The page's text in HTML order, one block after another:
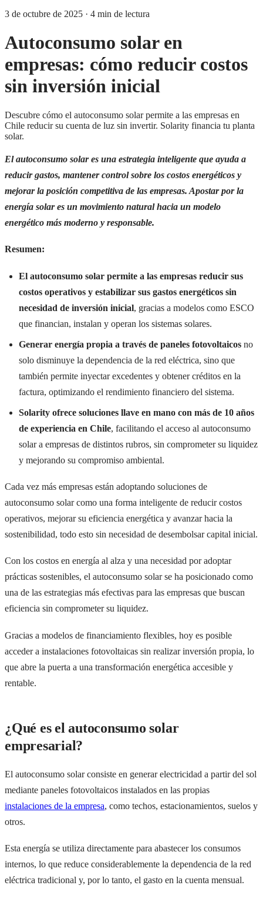
3 de octubre de 2025 · 4 min de lectura
Autoconsumo solar en
empresas: cómo reducir costos
sin inversión inicial
Descubre cómo el autoconsumo solar permite a las empresas en
Chile reducir su cuenta de luz sin invertir. Solarity financia tu planta
solar.
El autoconsumo solar es una estrategia inteligente que ayuda a
reducir gastos, mantener control sobre los costos energéticos y
mejorar la posición competitiva de las empresas. Apostar por la
energía solar es un movimiento natural hacia un modelo
energético más moderno y responsable.
Resumen:
El autoconsumo solar permite a las empresas reducir sus
costos operativos y estabilizar sus gastos energéticos sin
necesidad de inversión inicial, gracias a modelos como ESCO
que financian, instalan y operan los sistemas solares.
Generar energía propia a través de paneles fotovoltaicos no
solo disminuye la dependencia de la red eléctrica, sino que
también permite inyectar excedentes y obtener créditos en la
factura, optimizando el rendimiento financiero del sistema.
Solarity ofrece soluciones llave en mano con más de 10 años
de experiencia en Chile, facilitando el acceso al autoconsumo
solar a empresas de distintos rubros, sin comprometer su liquidez
y mejorando su compromiso ambiental.
Cada vez más empresas están adoptando soluciones de
autoconsumo solar como una forma inteligente de reducir costos
operativos, mejorar su eficiencia energética y avanzar hacia la
sostenibilidad, todo esto sin necesidad de desembolsar capital inicial.
Con los costos en energía al alza y una necesidad por adoptar
prácticas sostenibles, el autoconsumo solar se ha posicionado como
una de las estrategias más efectivas para las empresas que buscan
eficiencia sin comprometer su liquidez.
Gracias a modelos de financiamiento flexibles, hoy es posible
acceder a instalaciones fotovoltaicas sin realizar inversión propia, lo
que abre la puerta a una transformación energética accesible y
rentable.
¿Qué es el autoconsumo solar
empresarial?
El autoconsumo solar consiste en generar electricidad a partir del sol
mediante paneles fotovoltaicos instalados en las propias
instalaciones de la empresa, como techos, estacionamientos, suelos y
otros.
Esta energía se utiliza directamente para abastecer los consumos
internos, lo que reduce considerablemente la dependencia de la red
eléctrica tradicional y, por lo tanto, el gasto en la cuenta mensual.